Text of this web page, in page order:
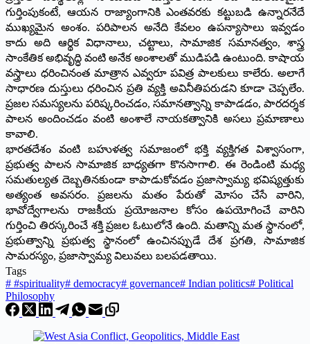
గుర్తింపుకంటే, ఆయన రాజ్యాంగానికి ఎంతవరకు కట్టుబడి ఉన్నారనేదే
ముఖ్యమైన అంశం. పరిపాలన అనేది కేవలం ఉపన్యాసాలు ఇవ్వడం
కాదు అది ఆర్థిక విధానాలు, చట్టాలు, సామాజిక సమానత్వం, శాస్త్ర
సాంకేతిక అభివృద్ధి వంటి అనేక అంశాలతో ముడిపడి ఉంటుంది. కాషాయ
వస్త్రాలు ధరించినంత మాత్రాన ఎవ్వరూ పవిత్ర పాలకులు కాలేరు. అలాగే
సాధారణ దుస్తులు ధరించిన ప్రతి వ్యక్తి అవినీతిపరుడని కూడా చెప్పలేం.
ప్రజల సమస్యలను పరిష్కరించడం, సమానత్వాన్ని కాపాడడం, పారదర్శక
పాలన అందించడం వంటి అంశాలే నాయకత్వానికి అసలు ప్రమాణాలు
కావాలి.
భారతదేశం వంటి బహుళత్వ సమాజంలో భక్తి వ్యక్తిగత విశ్వాసంగా,
ప్రభుత్వ పాలన సామాజిక బాధ్యతగా కొనసాగాలి. ఈ రెండింటి మధ్య
సమతుల్యత దెబ్బతినకుండా కాపాడుకోవడం ప్రజాస్వామ్య భవిష్యత్తుకు
అత్యంత అవసరం. ప్రజలను మతం పేరుతో మోసం చేసే వారిని,
భావోద్వేగాలను రాజకీయ ప్రయోజనాల కోసం ఉపయోగించే వారిని
గుర్తించి తిరస్కరించే శక్తి ప్రజల ఓటులోనే ఉంది. మతాన్ని మత స్థానంలో,
ప్రభుత్వాన్ని ప్రభుత్వ స్థానంలో ఉంచినప్పుడే దేశ ప్రగతి, సామాజిక
సామరస్యం, ప్రజాస్వామ్య విలువలు బలపడతాయి.
Tags
# #spirituality# democracy# governance# Indian politics# Political
Philosophy